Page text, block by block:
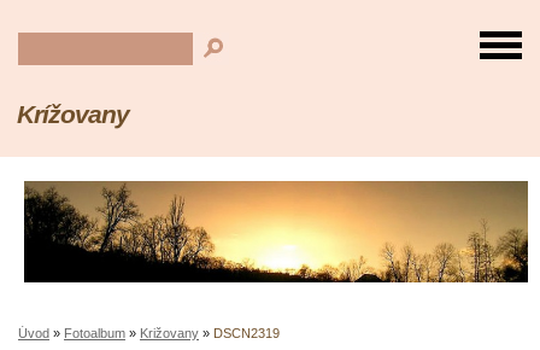
Krížovany
Úvod » Fotoalbum » Križovany » DSCN2319